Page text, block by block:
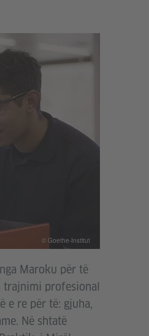
© Goethe-Institut
Maroku për të
trajnimi profesional
e re për të: gjuha,
Në shtatë